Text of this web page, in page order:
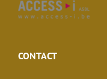
CONTACT